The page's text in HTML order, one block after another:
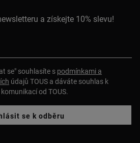
a získejte 10% slevu!
se" souhlasíte s podmínkami a
údajů TOUS a dáváte souhlas k
od TOUS.
se k odběru